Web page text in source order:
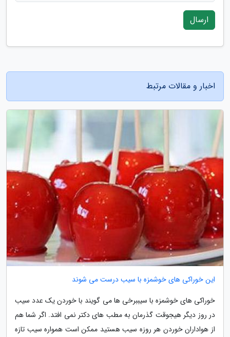
ارسال
اخبار و مقالات مرتبط
این خوراکی های خوشمزه با سیب درست می شوند
خوراکی های خوشمزه با سیببرخی ها می گویند با خوردن یک عدد سیب
در روز دیگر هیجوقت گذرمان به مطب های دکتر نمی افتد. اگر شما هم
از هواداران خوردن هر روزه سیب هستید ممکن است همواره سیب تازه